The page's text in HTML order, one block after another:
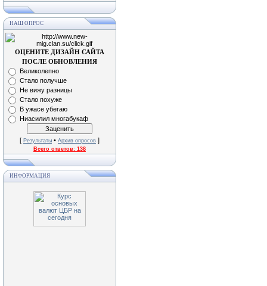
НАШ ОПРОС
ОЦЕНИТЕ ДИЗАЙН САЙТА
ПОСЛЕ ОБНОВЛЕНИЯ
Великолепно
Стало получше
Не вижу разницы
Стало похуже
В ужасе убегаю
Ниасилил многабукаф
[ Результаты • Архив опросов ]
Всего ответов: 138
ИНФОРМАЦИЯ